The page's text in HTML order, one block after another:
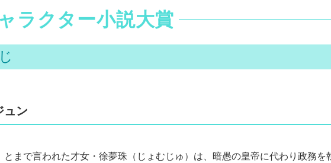
ラクター小説大賞
ュン
とまで言われた才女・徐夢珠（じょむじゅ）は、暗愚の皇帝に代わり政務